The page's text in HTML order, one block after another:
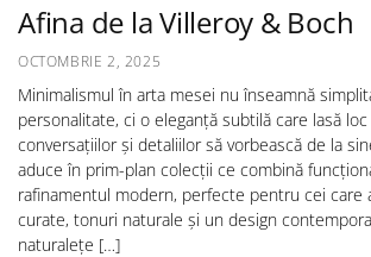
Afina de la Villeroy & Boch
OCTOMBRIE 2, 2025
Minimalismul în arta mesei nu înseamnă
personalitate, ci o eleganță subtilă care lasă
conversațiilor și detaliilor să vorbească de la
aduce în prim-plan colecții ce combină
rafinamentul modern, perfecte pentru cei care
curate, tonuri naturale și un design
naturalețe […]